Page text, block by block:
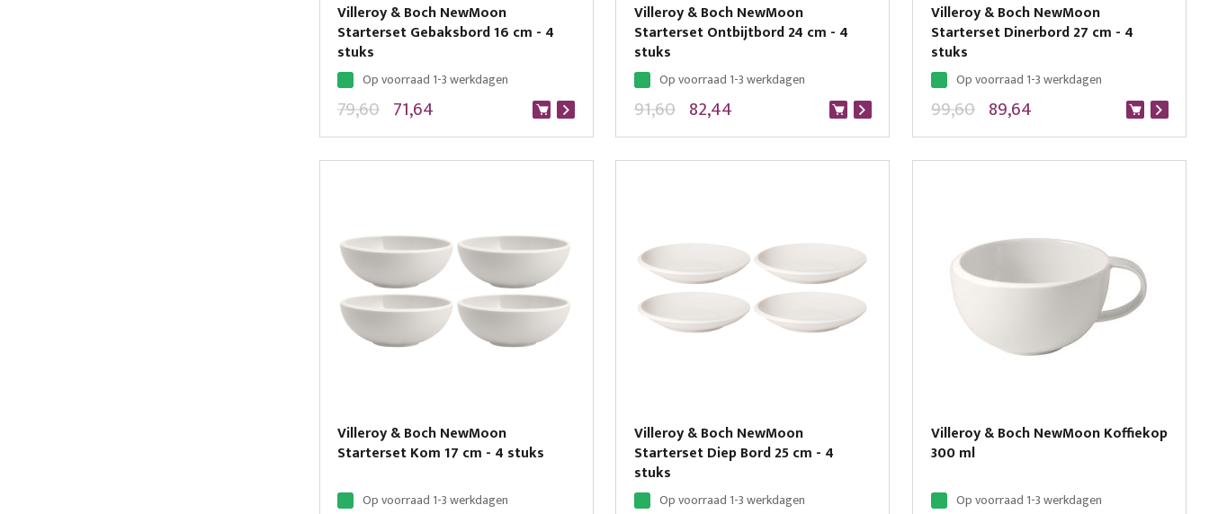
Villeroy & Boch NewMoon
Starterset Gebaksbord 16 cm - 4
stuks
Op voorraad 1-3 werkdagen
71,64
79,60
Villeroy & Boch NewMoon
Starterset Ontbijtbord 24 cm - 4
stuks
Op voorraad 1-3 werkdagen
82,44
91,60
Villeroy & Boch NewMoon
Starterset Dinerbord 27 cm - 4
stuks
Op voorraad 1-3 werkdagen
89,64
99,60
Villeroy & Boch NewMoon
Starterset Kom 17 cm - 4 stuks
Op voorraad 1-3 werkdagen
Villeroy & Boch NewMoon
Starterset Diep Bord 25 cm - 4
stuks
Op voorraad 1-3 werkdagen
Villeroy & Boch NewMoon Koffiekop
300 ml
Op voorraad 1-3 werkdagen